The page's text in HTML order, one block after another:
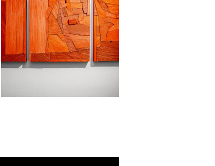
Kunstverein Passau
2019
Schloss Obernzell 2017